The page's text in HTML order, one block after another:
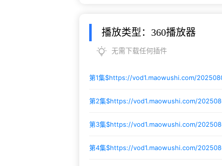
播放类型：360播放器
无需下载任何插件
第1集$https://vod1.maowushi.com/
第2集$https://vod1.maowushi.com/
第3集$https://vod1.maowushi.com/
第4集$https://vod1.maowushi.com/